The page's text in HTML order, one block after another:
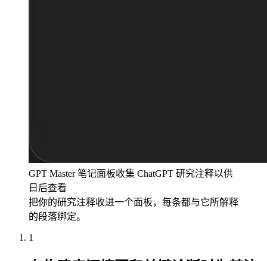
GPT Master 笔记面板收集 ChatGPT 研究注释以供
日后查看
把你的研究注释收进一个面板，每条都与它所解释
的段落绑定。
1